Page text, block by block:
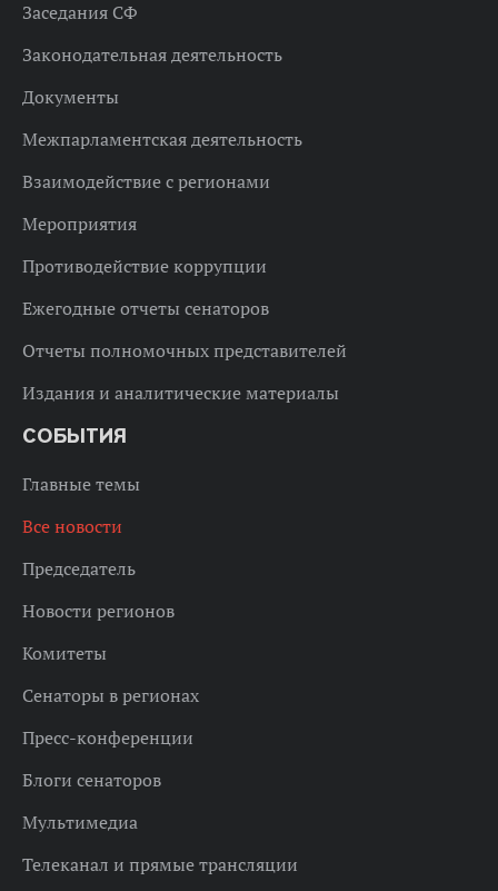
Заседания СФ
Законодательная деятельность
Документы
Межпарламентская деятельность
Взаимодействие с регионами
Мероприятия
Противодействие коррупции
Ежегодные отчеты сенаторов
Отчеты полномочных представителей
Издания и аналитические материалы
СОБЫТИЯ
Главные темы
Все новости
Председатель
Новости регионов
Комитеты
Сенаторы в регионах
Пресс-конференции
Блоги сенаторов
Мультимедиа
Телеканал и прямые трансляции